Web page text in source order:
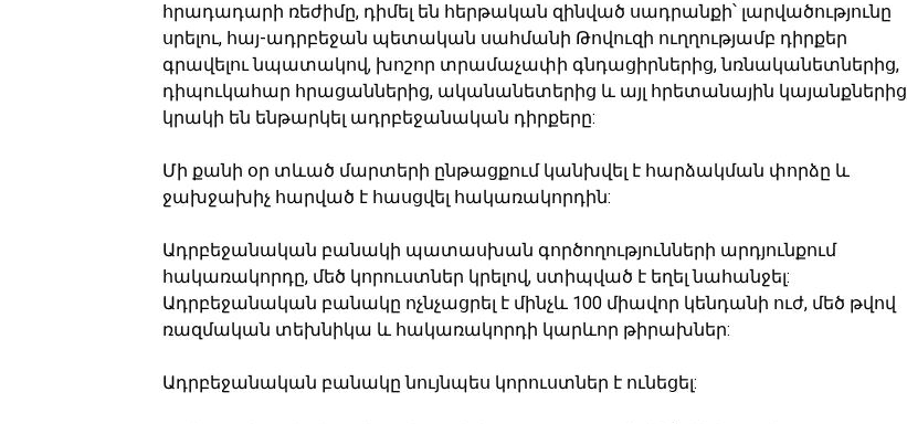
հրադադարի ռեժիմը, դիմել են հերթական զինված սադրանքի՝ լարվածությունը
սրելու, հայ-ադրբեջան պետական սահմանի Թովուզի ուղղությամբ դիրքեր
գրավելու նպատակով, խոշոր տրամաչափի գնդացիրներից, նռնականետներից,
դիպուկահար հրացաններից, ականանետերից և այլ հրետանային կայանքներից
կրակի են ենթարկել ադրբեջանական դիրքերը:
Մի քանի օր տևած մարտերի ընթացքում կանխվել է հարձակման փորձը և
ջախջախիչ հարված է հասցվել հակառակորդին:
Ադրբեջանական բանակի պատասխան գործողությունների արդյունքում
հակառակորդը, մեծ կորուստներ կրելով, ստիպված է եղել նահանջել:
Ադրբեջանական բանակը ոչնչացրել է մինչև 100 միավոր կենդանի ուժ, մեծ թվով
ռազմական տեխնիկա և հակառակորդի կարևոր թիրախներ:
Ադրբեջանական բանակը նույնպես կորուստներ է ունեցել: